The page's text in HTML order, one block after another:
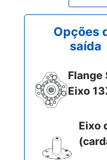
Opções
saída
Flange
Eixo
Eixo